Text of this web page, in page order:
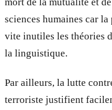
sciences humaines car
vite inutiles les théories
la linguistique.
Par ailleurs, la lutte
terroriste justifient